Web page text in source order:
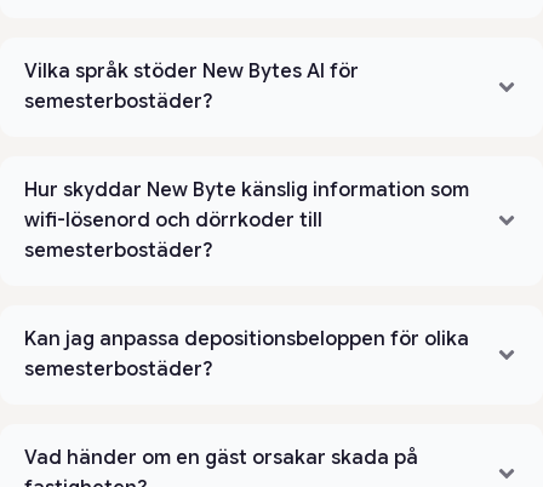
Vilka språk stöder New Bytes AI för
semesterbostäder?
Hur skyddar New Byte känslig information som
wifi-lösenord och dörrkoder till
semesterbostäder?
Kan jag anpassa depositionsbeloppen för olika
semesterbostäder?
Vad händer om en gäst orsakar skada på